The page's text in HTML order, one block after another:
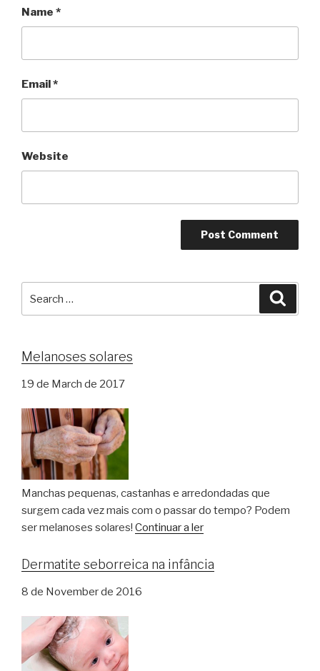
Name *
Email*
Website
Melanoses solares
19 de March de 2017
Manchas pequenas, castanhas e arredondadas que
surgem cada vez mais com o passar do tempo? Podem
ser melanoses solares! Continuar a ler
Dermatite seborreica na infância
8 de November de 2016